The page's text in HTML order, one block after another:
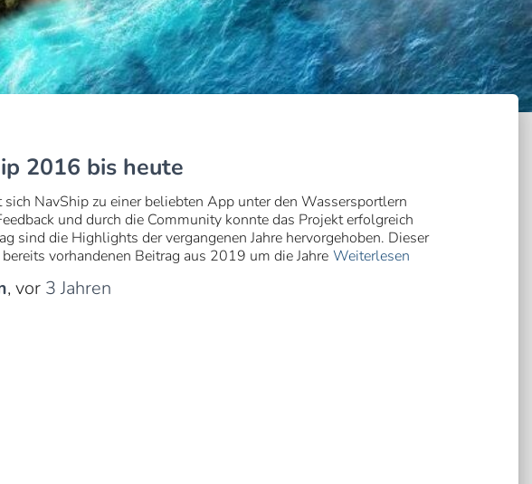
2016 bis heute
sich NavShip zu einer beliebten App unter den Wassersportlern
und durch die Community konnte das Projekt erfolgreich
sind die Highlights der vergangenen Jahre hervorgehoben. Dieser
vorhandenen Beitrag aus 2019 um die Jahre Weiterlesen
, vor 3 Jahren